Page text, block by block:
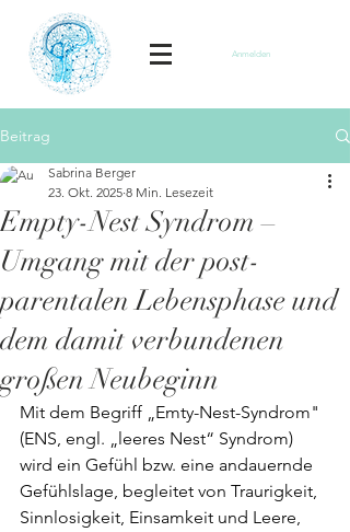
Anmelden
Beitrag
Empty-Nest Syndrom –
Umgang mit der post-
parentalen Lebensphase und
dem damit verbundenen
großen Neubeginn
Sabrina Berger
23. Okt. 2025 8 Min. Lesezeit
Mit dem Begriff „Emty-Nest-Syndrom"
(ENS, engl. „leeres Nest“ Syndrom)
wird ein Gefühl bzw. eine andauernde
Gefühlslage, begleitet von Traurigkeit,
Sinnlosigkeit, Einsamkeit und Leere,